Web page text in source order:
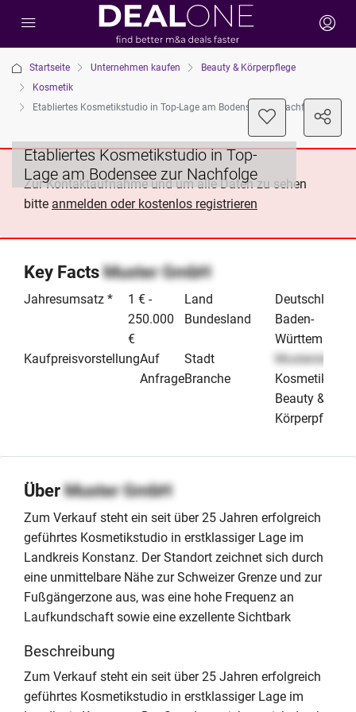
Startseite Unternehmen kaufen
Beauty & Körperpflege
Kosmetik
Etabliertes Kosmetikstudio in Top-Lage am Bodensee zur Nachfolge
Etabliertes Kosmetikstudio in Top-
Lage am Bodensee zur Nachfolge
Zur Kontaktaufnahme und um alle Daten zu sehen
bitte anmelden oder kostenlos registrieren
Key FactsMuster GmbH
Jahresumsatz *
1 € -
250.000
€
KaufpreisvorstellungAuf
Anfrage
Land
Deutschland
Bundesland
Baden-
Württemberg
Stadt
Musterstadt
Branche
Kosmetik
Beauty &
Körperpflege
ÜberMuster GmbH
Zum Verkauf steht ein seit über 25 Jahren erfolgreich
geführtes Kosmetikstudio in erstklassiger Lage im
Landkreis Konstanz. Der Standort zeichnet sich durch
eine unmittelbare Nähe zur Schweizer Grenze und zur
Fußgängerzone aus, was eine hohe Frequenz an
Laufkundschaft sowie eine exzellente Sichtbark
Beschreibung
Zum Verkauf steht ein seit über 25 Jahren erfolgreich
geführtes Kosmetikstudio in erstklassiger Lage im